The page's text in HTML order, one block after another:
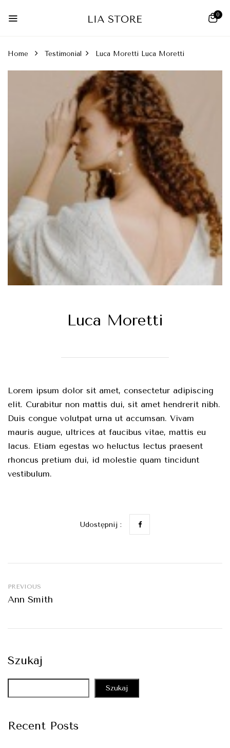
0
Home Testimonial Luca Moretti Luca Moretti
Luca Moretti
Szukaj
Szukaj
Recent Posts
Lorem ipsum dolor sit amet, consectetur adipiscing
elit. Curabitur non mattis dui, sit amet hendrerit nibh.
Duis congue volutpat urna ut accumsan. Vivam
mauris augue, ultrices at faucibus vitae, mattis eu
lacus. Etiam egestas wo heluctus lectus praesent
rhoncus pretium dui, id molestie quam tincidunt
vestibulum.
Udostępnij :
PREVIOUS
Ann Smith